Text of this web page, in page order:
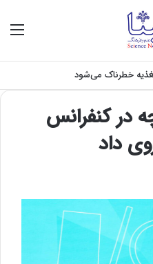
خطرناک می‌شود
در کنفرانس